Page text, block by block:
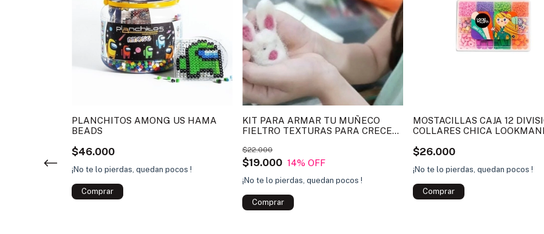
PLANCHITOS AMONG US HAMA
BEADS
$46.000
¡No te lo pierdas, quedan pocos !
KIT PARA ARMAR TU MUÑECO
FIELTRO TEXTURAS PARA CRECER
$19.000
$22.000
14% OFF
¡No te lo pierdas, quedan pocos !
MOSTACILLAS CAJA 12
COLLARES CHICA
$26.000
¡No te lo pierdas, quedan pocos !